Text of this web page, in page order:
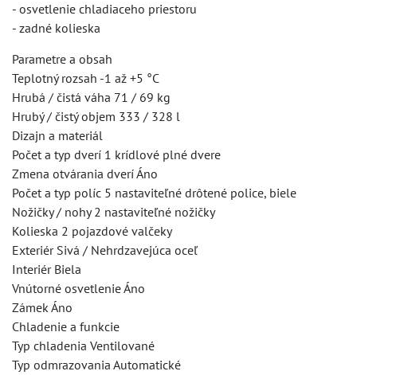
- osvetlenie chladiaceho priestoru
- zadné kolieska
Parametre a obsah
Teplotný rozsah -1 až +5 °C
Hrubá / čistá váha 71 / 69 kg
Hrubý / čistý objem 333 / 328 l
Dizajn a materiál
Počet a typ dverí 1 krídlové plné dvere
Zmena otvárania dverí Áno
Počet a typ políc 5 nastaviteľné drôtené police, biele
Nožičky / nohy 2 nastaviteľné nožičky
Kolieska 2 pojazdové valčeky
Exteriér Sivá / Nehrdzavejúca oceľ
Interiér Biela
Vnútorné osvetlenie Áno
Zámek Áno
Chladenie a funkcie
Typ chladenia Ventilované
Typ odmrazovania Automatické